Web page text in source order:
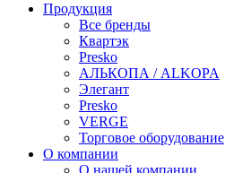
Продукция
Все бренды
Квартэк
Presko
АЛЬКОПА / ALKOPA
Элегант
Presko
VERGE
Торговое оборудование
О компании
О нашей компании